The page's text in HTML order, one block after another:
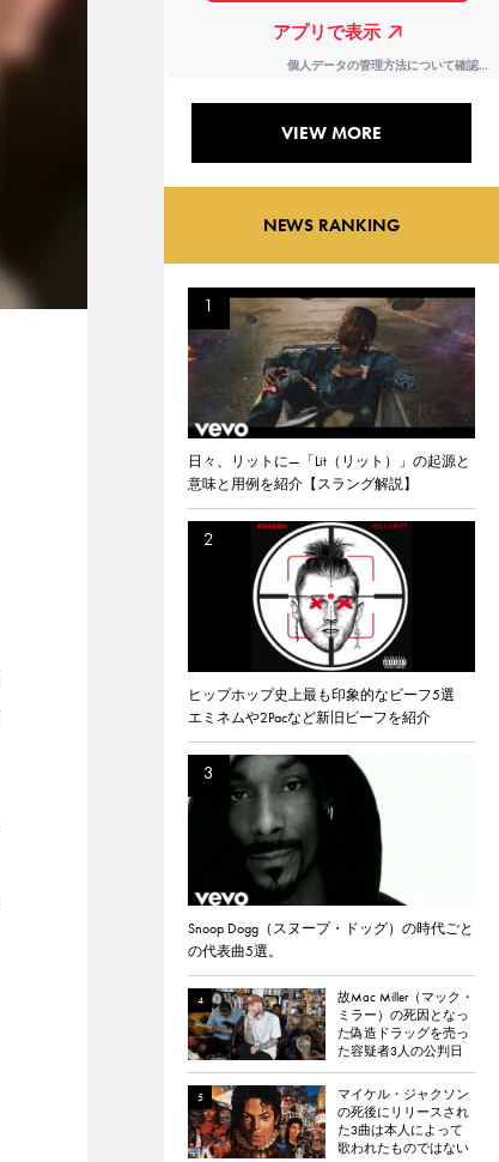
VIEW MORE
NEWS RANKING
日々、リットに—「Lit（リット）」の起源と
意味と用例を紹介【スラング解説】
ヒップホップ史上最も印象的なビーフ5選
エミネムや2Pacなど新旧ビーフを紹介
Snoop Dogg（スヌープ・ドッグ）の時代ごと
の代表曲5選。
故Mac Miller（マック・
ミラー）の死因となっ
た偽造ドラッグを売っ
た容疑者3人の公判日
が決定。
マイケル・ジャクソン
の死後にリリースされ
た3曲は本人によって
歌われたものではない